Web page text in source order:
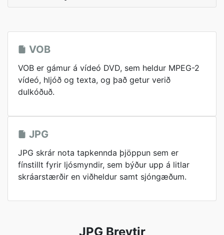
VOB
VOB er gámur á vídeó DVD, sem heldur MPEG-2
vídeó, hljóð og texta, og það getur verið
dulkóðuð.
JPG
JPG skrár nota tapkennda þjöppun sem er
fínstillt fyrir ljósmyndir, sem býður upp á litlar
skráarstærðir en viðheldur samt sjóngæðum.
JPG Breytir